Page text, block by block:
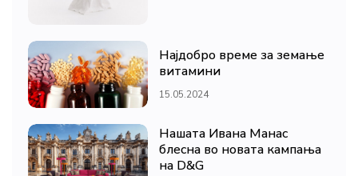
Најдобро време за земање
витамини
15.05.2024
Нашата Ивана Манас
блесна во новата кампања
на D&G